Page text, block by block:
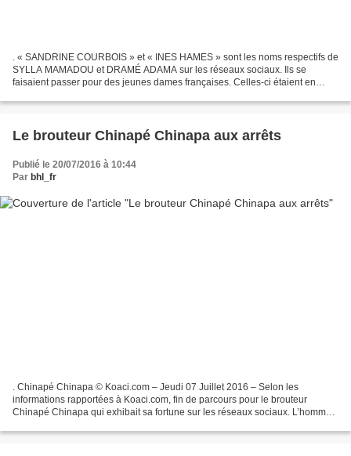
. « SANDRINE COURBOIS » et « INES HAMES » sont les noms respectifs de
SYLLA MAMADOU et DRAMÉ ADAMA sur les réseaux sociaux. Ils se
faisaient passer pour des jeunes dames françaises. Celles-ci étaient en
Le brouteur Chinapé Chinapa aux arrêts
Publié le 20/07/2016 à 10:44
Par bhl_fr
. Chinapé Chinapa © Koaci.com – Jeudi 07 Juillet 2016 – Selon les
informations rapportées à Koaci.com, fin de parcours pour le brouteur
Chinapé Chinapa qui exhibait sa fortune sur les réseaux sociaux. L’homme